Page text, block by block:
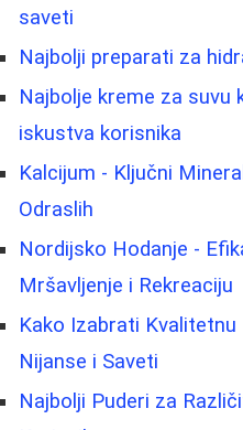
saveti
Najbolji preparati za
Najbolje kreme za suvu
iskustva korisnika
Kalcijum - Ključni
Odraslih
Nordijsko Hodanje -
Mršavljenje i Rekreaciju
Kako Izabrati
Nijanse i Saveti
Najbolji Puderi za